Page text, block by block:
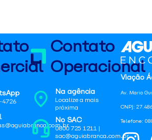
Viação
Av. Mario
CNPJ:
Telefone:
4726
Contato
Operacional
Na agência
Localize a mais
próxima
No SAC
0800 725 1211 |
sac@aguiabranca.com.br